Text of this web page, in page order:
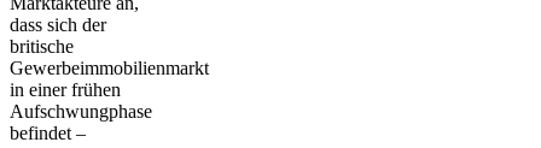
dass sich der
britische
Gewerbeimmobilienmarkt
in einer frühen
Aufschwungphase
befindet –